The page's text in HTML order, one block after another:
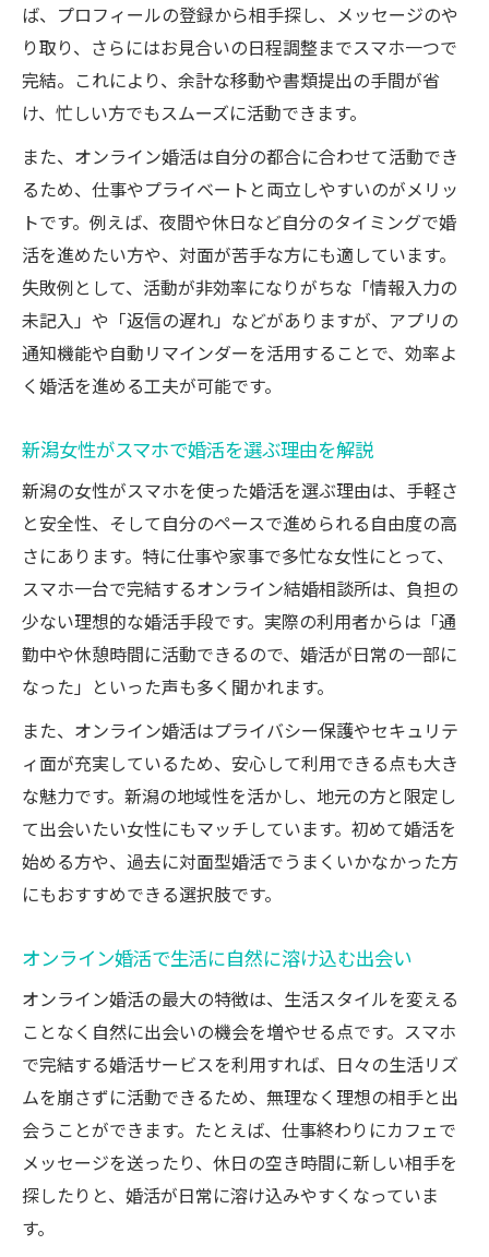
ば、プロフィールの登録から相手探し、メッセージのや
り取り、さらにはお見合いの日程調整までスマホ一つで
完結。これにより、余計な移動や書類提出の手間が省
け、忙しい方でもスムーズに活動できます。
また、オンライン婚活は自分の都合に合わせて活動でき
るため、仕事やプライベートと両立しやすいのがメリッ
トです。例えば、夜間や休日など自分のタイミングで婚
活を進めたい方や、対面が苦手な方にも適しています。
失敗例として、活動が非効率になりがちな「情報入力の
未記入」や「返信の遅れ」などがありますが、アプリの
通知機能や自動リマインダーを活用することで、効率よ
く婚活を進める工夫が可能です。
新潟女性がスマホで婚活を選ぶ理由を解説
新潟の女性がスマホを使った婚活を選ぶ理由は、手軽さ
と安全性、そして自分のペースで進められる自由度の高
さにあります。特に仕事や家事で多忙な女性にとって、
スマホ一台で完結するオンライン結婚相談所は、負担の
少ない理想的な婚活手段です。実際の利用者からは「通
勤中や休憩時間に活動できるので、婚活が日常の一部に
なった」といった声も多く聞かれます。
また、オンライン婚活はプライバシー保護やセキュリテ
ィ面が充実しているため、安心して利用できる点も大き
な魅力です。新潟の地域性を活かし、地元の方と限定し
て出会いたい女性にもマッチしています。初めて婚活を
始める方や、過去に対面型婚活でうまくいかなかった方
にもおすすめできる選択肢です。
オンライン婚活で生活に自然に溶け込む出会い
オンライン婚活の最大の特徴は、生活スタイルを変える
ことなく自然に出会いの機会を増やせる点です。スマホ
で完結する婚活サービスを利用すれば、日々の生活リズ
ムを崩さずに活動できるため、無理なく理想の相手と出
会うことができます。たとえば、仕事終わりにカフェで
メッセージを送ったり、休日の空き時間に新しい相手を
探したりと、婚活が日常に溶け込みやすくなっていま
す。